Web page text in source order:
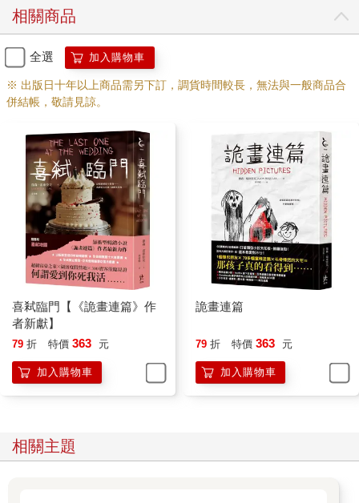
房子遠端的廚房中，我看到有個女人的身影。她注意到我，轉過
身來。
「瑪洛莉？是妳嗎？」
「對！嗨！我按了門鈴，可是──」
「我知道，不好意思。我們門鈴還沒修好。」
我還來不及好奇泰迪是怎麼知道來應門，她便走來歡迎我。我從
沒見過有人走路如此優雅，她移動時腳下一點聲音都沒有，彷彿
雙腳沒碰到地。她留著一頭金髮，身材高䠷苗條，皮膚晶瑩剔
透，五官溫柔親切，整個人細緻柔美到彷彿不屬於這世界。
「我是卡蘿琳。」
我伸出手，但她給了我一個擁抱。她散發溫暖和熱情，並比常人
多抱了我一會。
「我好高興妳來了。羅素對妳讚不絕口。妳真的戒癮十八個月
了？」
「十八個半月。」
己感到驕傲。」
我沒料到自己還沒踏進門，她便劈頭提起戒癮的事。我好怕自己
相關商品
全選 加入購物車
※ 出版日十年以上商品需另下訂，調貨時間較長，無法與一般商品合
併結帳，敬請見諒。
喜弒臨門【《詭畫連篇》作
者新獻】
79 折 特價 363 元
加入購物車
詭畫連篇
79 折 特價 363 元
加入購物車
相關主題